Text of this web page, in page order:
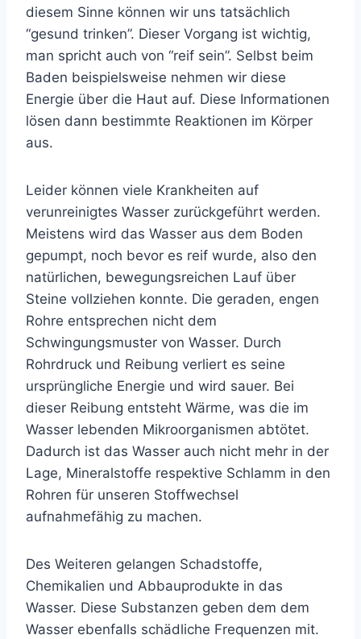
diesem Sinne können wir uns tatsächlich
“gesund trinken”. Dieser Vorgang ist wichtig,
man spricht auch von “reif sein”. Selbst beim
Baden beispielsweise nehmen wir diese
Energie über die Haut auf. Diese Informationen
lösen dann bestimmte Reaktionen im Körper
aus.
Leider können viele Krankheiten auf
verunreinigtes Wasser zurückgeführt werden.
Meistens wird das Wasser aus dem Boden
gepumpt, noch bevor es reif wurde, also den
natürlichen, bewegungsreichen Lauf über
Steine vollziehen konnte. Die geraden, engen
Rohre entsprechen nicht dem
Schwingungsmuster von Wasser. Durch
Rohrdruck und Reibung verliert es seine
ursprüngliche Energie und wird sauer. Bei
dieser Reibung entsteht Wärme, was die im
Wasser lebenden Mikroorganismen abtötet.
Dadurch ist das Wasser auch nicht mehr in der
Lage, Mineralstoffe respektive Schlamm in den
Rohren für unseren Stoffwechsel
aufnahmefähig zu machen.
Des Weiteren gelangen Schadstoffe,
Chemikalien und Abbauprodukte in das
Wasser. Diese Substanzen geben dem dem
Wasser ebenfalls schädliche Frequenzen mit.